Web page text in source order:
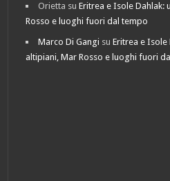
Orietta suEritrea e Isole Dahlak:
Rosso e luoghi fuori dal tempo
Marco Di Gangi suEritrea e Isole
altipiani, Mar Rosso e luoghi fuori